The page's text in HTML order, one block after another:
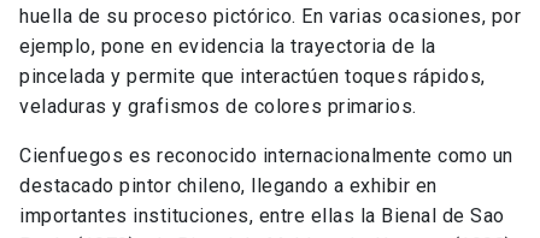
huella de su proceso pictórico. En varias ocasiones, por
ejemplo, pone en evidencia la trayectoria de la
pincelada y permite que interactúen toques rápidos,
veladuras y grafismos de colores primarios.
Cienfuegos es reconocido internacionalmente como un
destacado pintor chileno, llegando a exhibir en
importantes instituciones, entre ellas la Bienal de Sao